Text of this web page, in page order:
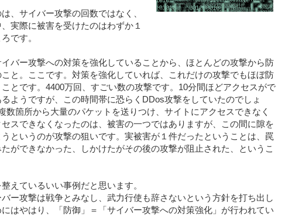
、サイバー攻撃の回数ではなく、
実際に被害を受けたのはわずか１
です。
バー攻撃への対策を強化していることから、ほとんどの攻撃から防
と。ここです。対策を強化していれば、これだけの攻撃でもほぼ防
とです。4400万回、すごい数の攻撃です。10分間ほどアクセスがで
ようですが、この時間帯に恐らくDDos攻撃をしていたのでしょ
数箇所から大量のパケットを送りつけ、サイトにアクセスできなく
スできなくなったのは、被害の一つではありますが、この間に隙を
というのが攻撃の狙いです。実被害が１件だったということは、罠
ができなかった、しかけたがその後の攻撃が阻止された、というこ
えているいい事例だと思います。
ー攻撃は戦争とみなし、武力行使も辞さないという方針を打ち出し
はやはり、「防御」＝「サイバー攻撃への対策強化」が行われてい